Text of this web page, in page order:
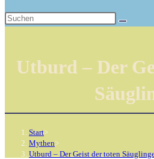
umschalten
Utburd – Der
Start>
Mythen>
Utburd – Der Geist der toten